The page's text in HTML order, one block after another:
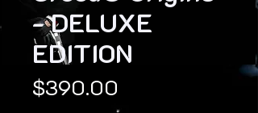
- DELUXE
EDITION
$390.00